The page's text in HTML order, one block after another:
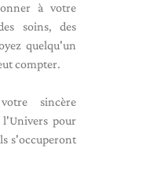
à votre
soins, des
quelqu'un
compter.
sincère
l'Univers pour
s'occuperont